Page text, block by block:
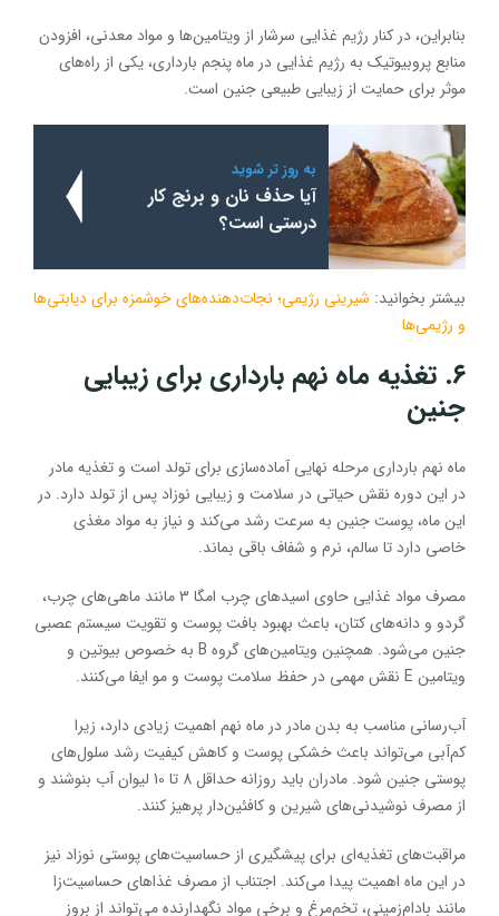
بنابراین، در کنار رژیم غذایی سرشار از ویتامین‌ها و مواد معدنی، افزودن
منابع پروبیوتیک به رژیم غذایی در ماه پنجم بارداری، یکی از راه‌های
موثر برای حمایت از زیبایی طبیعی جنین است.
به روز تر شوید
آیا حذف نان و برنج کار
درستی است؟
بیشتر بخوانید: شیرینی رژیمی؛ نجات‌دهنده‌های خوشمزه برای دیابتی‌ها
و رژیمی‌ها
۶. تغذیه ماه نهم بارداری برای زیبایی
جنین
ماه نهم بارداری مرحله نهایی آماده‌سازی برای تولد است و تغذیه مادر
در این دوره نقش حیاتی در سلامت و زیبایی نوزاد پس از تولد دارد. در
این ماه، پوست جنین به سرعت رشد می‌کند و نیاز به مواد مغذی
خاصی دارد تا سالم، نرم و شفاف باقی بماند.
مصرف مواد غذایی حاوی اسیدهای چرب امگا 3 مانند ماهی‌های چرب،
گردو و دانه‌های کتان، باعث بهبود بافت پوست و تقویت سیستم عصبی
جنین می‌شود. همچنین ویتامین‌های گروه B به خصوص بیوتین و
ویتامین E نقش مهمی در حفظ سلامت پوست و مو ایفا می‌کنند.
آب‌رسانی مناسب به بدن مادر در ماه نهم اهمیت زیادی دارد، زیرا
کم‌آبی می‌تواند باعث خشکی پوست و کاهش کیفیت رشد سلول‌های
پوستی جنین شود. مادران باید روزانه حداقل 8 تا 10 لیوان آب بنوشند و
از مصرف نوشیدنی‌های شیرین و کافئین‌دار پرهیز کنند.
مراقبت‌های تغذیه‌ای برای پیشگیری از حساسیت‌های پوستی نوزاد نیز
در این ماه اهمیت پیدا می‌کند. اجتناب از مصرف غذاهای حساسیت‌زا
مانند بادام‌زمینی، تخم‌مرغ و برخی مواد نگهدارنده می‌تواند از بروز